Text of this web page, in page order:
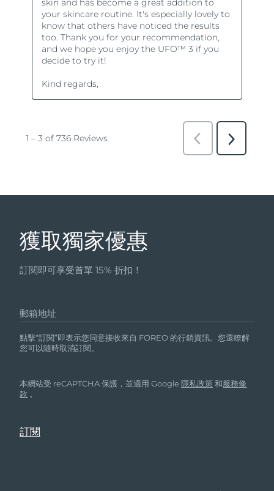
獲取獨家優惠
訂閱即可享受首單 15% 折扣！
郵箱地址
點擊“訂閱”即表示您同意接收來自 FOREO 的行銷資訊。您還瞭解
您可以隨時取消訂閱。
本網站受 reCAPTCHA 保護，並適用 Google隱私政策 和服務條
款 。